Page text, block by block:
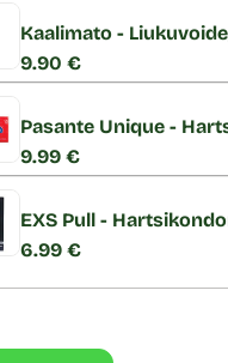
Kaalimato -
9.90 €
Pasante Unique -
9.99 €
EXS Pull -
6.99 €